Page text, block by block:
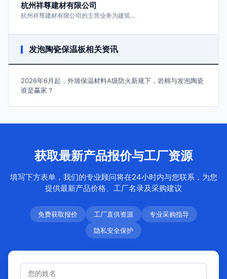
杭州祥尊建材有限公司
杭州祥尊建材有限公司的主营业务为建筑…
发泡陶瓷保温板相关资讯
2026年6月起，外墙保温材料A级防火新规下，岩棉与发泡陶瓷
谁是赢家？
获取最新产品报价与工厂资源
填写下方表单，我们的专业顾问将在24小时内与您联系，为您
提供最新产品价格、工厂名录及采购建议
免费获取报价 工厂直供资源
专业采购指导
隐私安全保护